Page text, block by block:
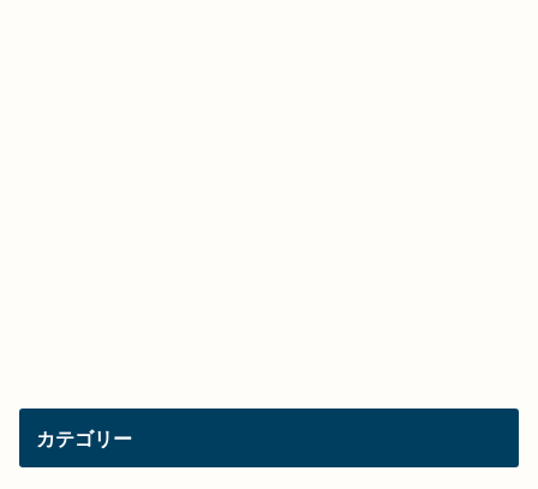
カテゴリー